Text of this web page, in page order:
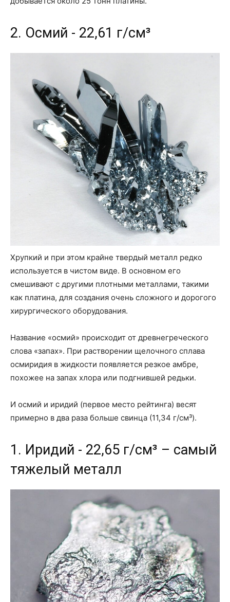
2. Осмий - 22,61 г/см³
Хрупкий и при этом крайне твердый металл редко
используется в чистом виде. В основном его
смешивают с другими плотными металлами, такими
как платина, для создания очень сложного и дорогого
хирургического оборудования.
Название «осмий» происходит от древнегреческого
слова «запах». При растворении щелочного сплава
осмиридия в жидкости появляется резкое амбре,
похожее на запах хлора или подгнившей редьки.
И осмий и иридий (первое место рейтинга) весят
примерно в два раза больше свинца (11,34 г/см³).
1. Иридий - 22,65 г/см³ – самый
тяжелый металл